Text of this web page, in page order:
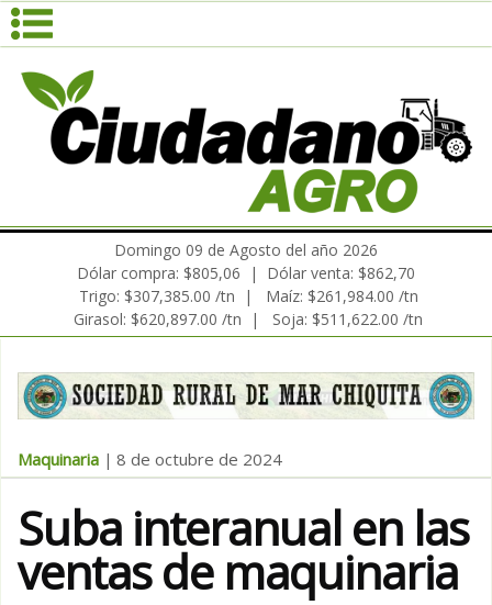
Dólar compra: $805,06 | Dólar venta: $862,70
Trigo: $307,385.00 /tn | Maíz: $261,984.00 /tn
Girasol: $620,897.00 /tn | Soja: $511,622.00 /tn
Domingo 09 de Agosto del año 2026
Maquinaria | 8 de octubre de 2024
Suba interanual en las
ventas de maquinaria